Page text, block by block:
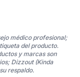
médico profesional;
del producto.
y marcas son
Dizzout (Kinda
respaldo.